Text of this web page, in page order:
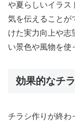
や夏らしいイラス
気を伝えることが
けた実力向上や志
い景色や風物を使
効果的なチ
チラシ作りが終わ